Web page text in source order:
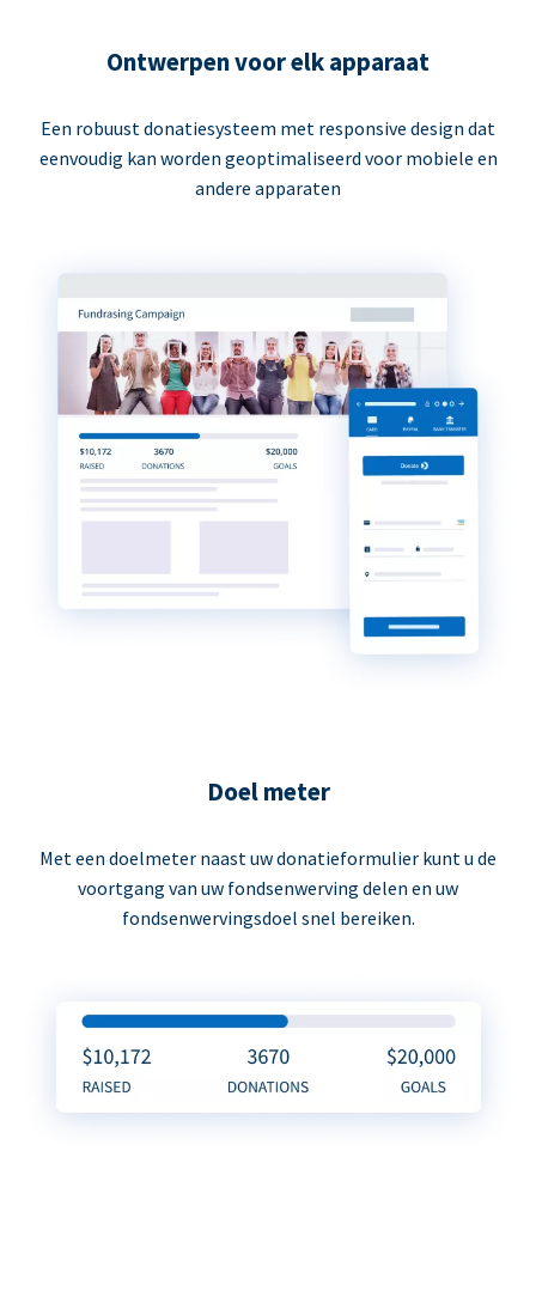
Ontwerpen voor elk apparaat
Een robuust donatiesysteem met responsive design dat
eenvoudig kan worden geoptimaliseerd voor mobiele en
andere apparaten
Doel meter
Met een doelmeter naast uw donatieformulier kunt u de
voortgang van uw fondsenwerving delen en uw
fondsenwervingsdoel snel bereiken.